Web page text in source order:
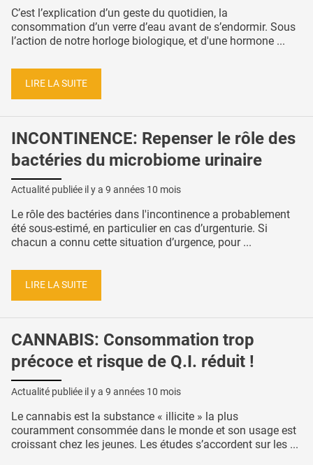
C’est l’explication d’un geste du quotidien, la
consommation d’un verre d’eau avant de s’endormir. Sous
l’action de notre horloge biologique, et d'une hormone ...
LIRE LA SUITE
INCONTINENCE: Repenser le rôle des
bactéries du microbiome urinaire
Actualité publiée il y a 9 années 10 mois
Le rôle des bactéries dans l'incontinence a probablement
été sous-estimé, en particulier en cas d’urgenturie. Si
chacun a connu cette situation d’urgence, pour ...
LIRE LA SUITE
CANNABIS: Consommation trop
précoce et risque de Q.I. réduit !
Actualité publiée il y a 9 années 10 mois
Le cannabis est la substance « illicite » la plus
couramment consommée dans le monde et son usage est
croissant chez les jeunes. Les études s’accordent sur les ...